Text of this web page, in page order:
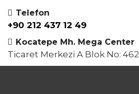
Telefon
+90 212 437 12 49
Kocatepe Mh. Mega Center
Ticaret Merkezi A Blok No: 462